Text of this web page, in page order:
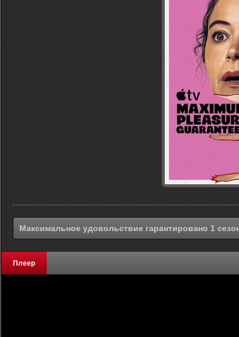
Максимальное удовольствие гарантировано 1
Плеер